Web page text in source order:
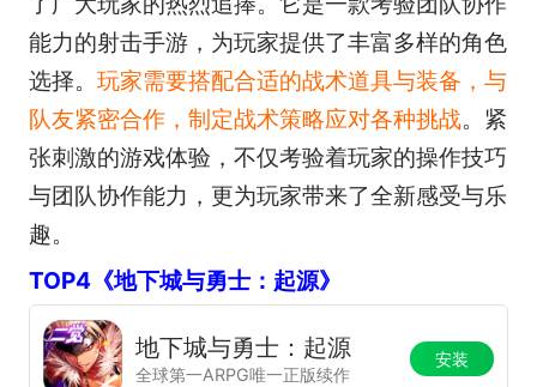
能力的射击手游，为玩家提供了丰富多样的角色
选择。 玩家需要搭配合适的战术道具与装备，与
队友紧密合作，制定战术策略应对各种挑战。紧
张刺激的游戏体验，不仅考验着玩家的操作技巧
与团队协作能力，更为玩家带来了全新感受与乐
趣。
TOP4《地下城与勇士：起源》
地下城与勇士：起源
全球第一ARPG唯一正版续作
安装